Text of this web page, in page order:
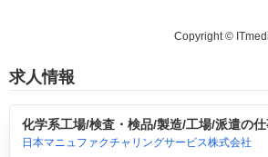
Copyright ©
求人情報
化学系工場/検査・検品/製造/工場/派遣の
日本マニュファクチャリングサービス株式会社